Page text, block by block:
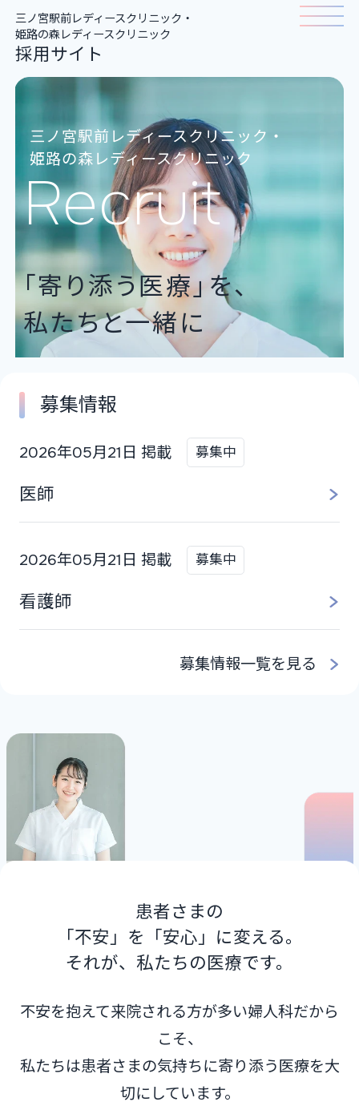
三ノ宮駅前レディースクリニック・
姫路の森レディースクリニック
採用サイト
仕事について
職種紹介
働く人の声
クリニック一覧
三ノ宮駅前レディースクリニック・
姫路の森レディースクリニック
Recruit
「寄り添う医療」を、
私たちと一緒に
募集情報
2026年05月21日 掲載 募集中
医師
2026年05月21日 掲載 募集中
看護師
募集情報一覧を見る
患者さまの
「不安」を「安心」に変える。
それが、私たちの医療です。
不安を抱えて来院される⽅が多い婦⼈科だから
こそ、
私たちは患者さまの気持ちに寄り添う医療を⼤
切にしています。